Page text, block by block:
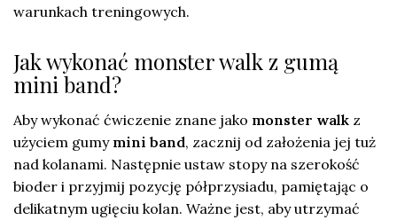
warunkach treningowych.
Jak wykonać monster walk z gumą
mini band?
Aby wykonać ćwiczenie znane jako monster walk z
użyciem gumy mini band, zacznij od założenia jej tuż
nad kolanami. Następnie ustaw stopy na szerokość
bioder i przyjmij pozycję półprzysiadu, pamiętając o
delikatnym ugięciu kolan. Ważne jest, aby utrzymać